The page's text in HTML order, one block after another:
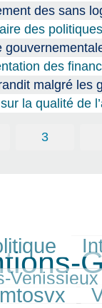
des sans
des
des
malgré les
la qualité de
3
Venissieux